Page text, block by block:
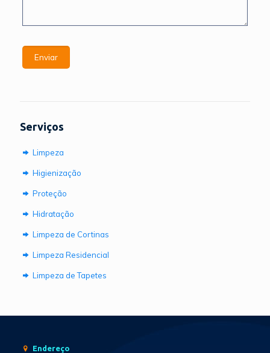
Serviços
Limpeza
Higienização
Proteção
Hidratação
Limpeza de Cortinas
Limpeza Residencial
Limpeza de Tapetes
Endereço